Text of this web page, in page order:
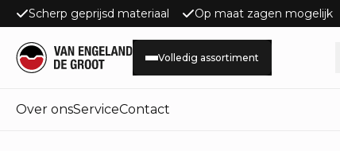
Scherp geprijsd materiaal Op maat zagen mogelijk
Volledig assortiment
Over onsServiceContact